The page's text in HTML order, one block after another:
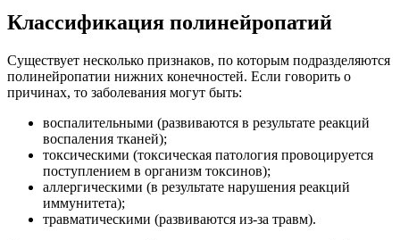
Классификация полинейропатий
Существует несколько признаков, по которым подразделяются
полинейропатии нижних конечностей. Если говорить о
причинах, то заболевания могут быть:
воспалительными (развиваются в результате реакций
воспаления тканей);
токсическими (токсическая патология провоцируется
поступлением в организм токсинов);
аллергическими (в результате нарушения реакций
иммунитета);
травматическими (развиваются из-за травм).